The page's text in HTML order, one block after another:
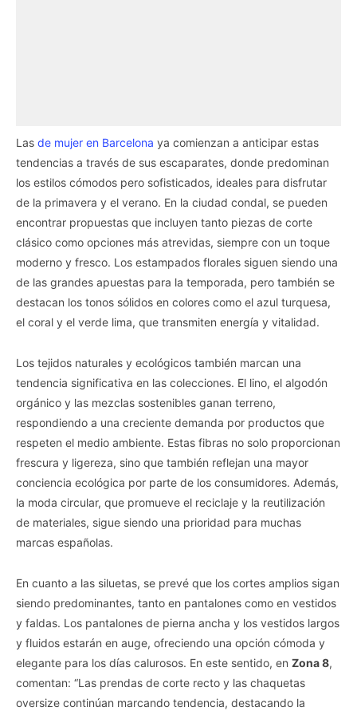
Las de mujer en Barcelona ya comienzan a anticipar estas
tendencias a través de sus escaparates, donde predominan
los estilos cómodos pero sofisticados, ideales para disfrutar
de la primavera y el verano. En la ciudad condal, se pueden
encontrar propuestas que incluyen tanto piezas de corte
clásico como opciones más atrevidas, siempre con un toque
moderno y fresco. Los estampados florales siguen siendo una
de las grandes apuestas para la temporada, pero también se
destacan los tonos sólidos en colores como el azul turquesa,
el coral y el verde lima, que transmiten energía y vitalidad.
Los tejidos naturales y ecológicos también marcan una
tendencia significativa en las colecciones. El lino, el algodón
orgánico y las mezclas sostenibles ganan terreno,
respondiendo a una creciente demanda por productos que
respeten el medio ambiente. Estas fibras no solo proporcionan
frescura y ligereza, sino que también reflejan una mayor
conciencia ecológica por parte de los consumidores. Además,
la moda circular, que promueve el reciclaje y la reutilización
de materiales, sigue siendo una prioridad para muchas
marcas españolas.
En cuanto a las siluetas, se prevé que los cortes amplios sigan
siendo predominantes, tanto en pantalones como en vestidos
y faldas. Los pantalones de pierna ancha y los vestidos largos
y fluidos estarán en auge, ofreciendo una opción cómoda y
elegante para los días calurosos. En este sentido, en Zona 8,
comentan: “Las prendas de corte recto y las chaquetas
oversize continúan marcando tendencia, destacando la